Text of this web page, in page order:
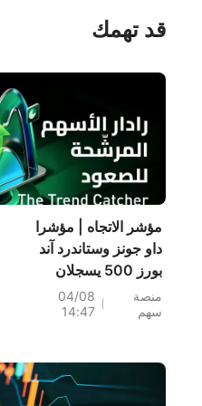
قد تهمك
مؤشر الاتجاه | مؤشرا
داو جونز وستاندرد آند
بورز 500 يسجلان
أرقامًا قياسية خلال
اليوم؛ أسهم PRLB
اختراقات يومية؛ أسهم
شركات البصريات
منصة
سهم
04/08
14:47